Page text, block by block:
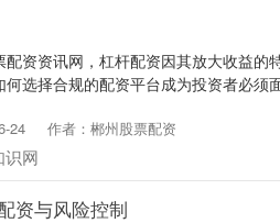
资资讯网，杠杆配资因其放大收益的
选择合规的配资平台成为投资者必须
24 作者：郴州股票配资
识网
资与风险控制